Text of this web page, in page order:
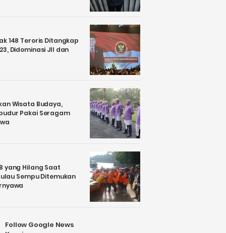
148 Teroris Ditangkap
Didominasi JII dan
Wisata Budaya,
Pakai Seragam
yang Hilang Saat
Sempu Ditemukan
Follow Google News